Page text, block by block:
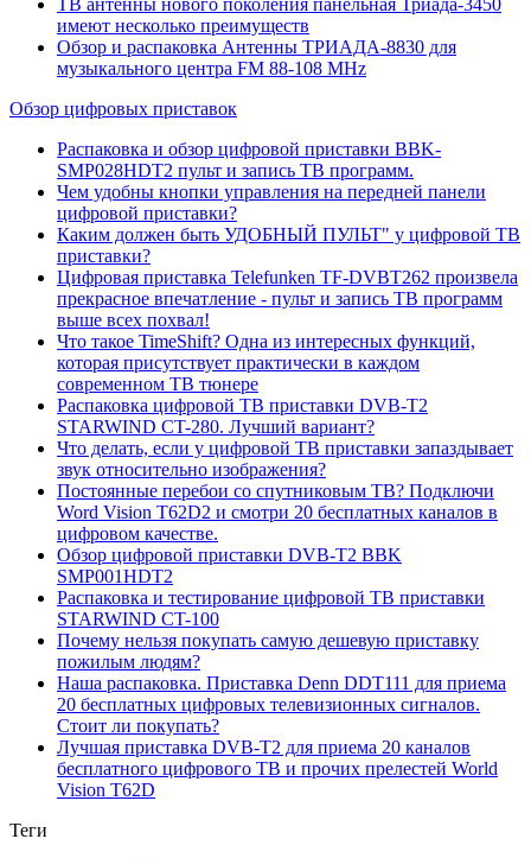
имеют несколько преимуществ
Обзор и распаковка Антенны ТРИАДА-8830 для
музыкального центра FM 88-108 MHz
Обзор цифровых приставок
Распаковка и обзор цифровой приставки BBK-
SMP028HDT2 пульт и запись ТВ программ.
Чем удобны кнопки управления на передней панели
цифровой приставки?
Каким должен быть УДОБНЫЙ ПУЛЬТ" у цифровой ТВ
приставки?
Цифровая приставка Telefunken TF-DVBT262 произвела
прекрасное впечатление - пульт и запись ТВ программ
выше всех похвал!
Что такое TimeShift? Одна из интересных функций,
которая присутствует практически в каждом
современном ТВ тюнере
Распаковка цифровой ТВ приставки DVB-T2
STARWIND CT-280. Лучший вариант?
Что делать, если у цифровой ТВ приставки запаздывает
звук относительно изображения?
Постоянные перебои со спутниковым ТВ? Подключи
Word Vision T62D2 и смотри 20 бесплатных каналов в
цифровом качестве.
Обзор цифровой приставки DVB-T2 BBK
SMP001HDT2
Распаковка и тестирование цифровой ТВ приставки
STARWIND CT-100
Почему нельзя покупать самую дешевую приставку
пожилым людям?
Наша распаковка. Приставка Denn DDT111 для приема
20 бесплатных цифровых телевизионных сигналов.
Стоит ли покупать?
Лучшая приставка DVB-T2 для приема 20 каналов
бесплатного цифрового ТВ и прочих прелестей World
Vision T62D
Теги